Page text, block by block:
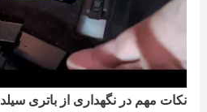
نکات مهم در نگهداری از باتری